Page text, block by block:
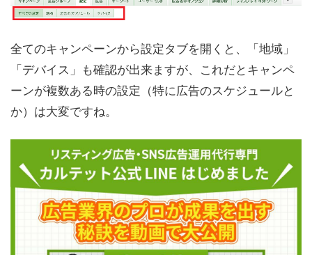
全てのキャンペーンから設定タブを開くと、「地域」
「デバイス」も確認が出来ますが、これだとキャンペ
ーンが複数ある時の設定（特に広告のスケジュールと
か）は大変ですね。